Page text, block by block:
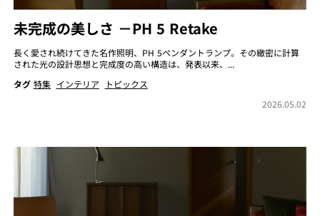
未完成の美しさ －PH 5 Retake
長く愛され続けてきた名作照明、PH 5ペンダントランプ。その緻密に計算
された光の設計思想と完成度の高い構造は、発表以来、...
タグ 特集 インテリア
トピックス
2026.05.02